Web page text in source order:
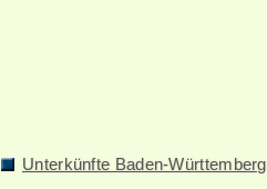
Unterkünfte Baden-Württemberg